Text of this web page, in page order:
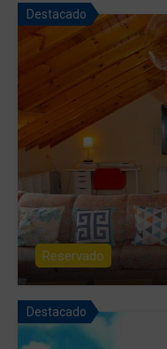
Destacado
Reservado
Destacado